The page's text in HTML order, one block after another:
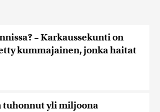
– Karkaussekunti on
kummajainen, jonka haitat
tuhonnut yli miljoona